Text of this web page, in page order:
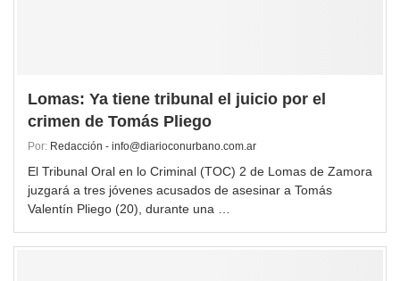
Lomas: Ya tiene tribunal el juicio por el
crimen de Tomás Pliego
Por: Redacción - info@diarioconurbano.com.ar
El Tribunal Oral en lo Criminal (TOC) 2 de Lomas de Zamora
juzgará a tres jóvenes acusados de asesinar a Tomás
Valentín Pliego (20), durante una …